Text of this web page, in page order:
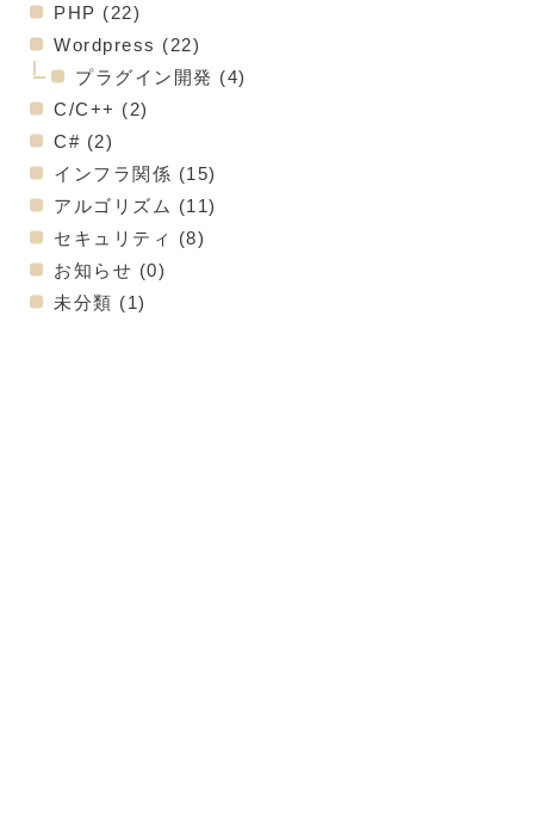
PHP (22)
Wordpress (22)
プラグイン開発 (4)
C/C++ (2)
C# (2)
インフラ関係 (15)
アルゴリズム (11)
セキュリティ
(8)
お知らせ (0)
未分類 (1)